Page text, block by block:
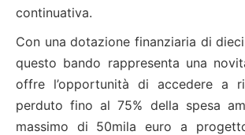
continuativa.
Con una dotazione finanziaria di
questo bando rappresenta una
offre l’opportunità di accedere a
perduto fino al 75% della spesa
massimo di 50mila euro a